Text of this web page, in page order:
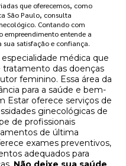
que oferecemos, como
São Paulo, consulta
Contando com
empreendimento entende a
sua satisfação e confiança.
médica que
tratamento das doenças
feminino. Essa área da
para a saúde e bem-
Estar oferece serviços de
ginecológicas de
de profissionais
de última
exames preventivos,
adequados para